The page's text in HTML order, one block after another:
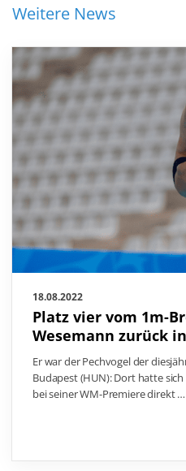
Weitere News
18.08.2022
Platz vier vom 1m-
Wesemann zurück
Er war der Pechvogel der
Budapest (HUN): Dort hatte sich
bei seiner WM-Premiere direkt …